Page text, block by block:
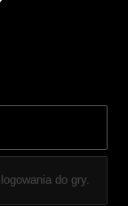
do gry.